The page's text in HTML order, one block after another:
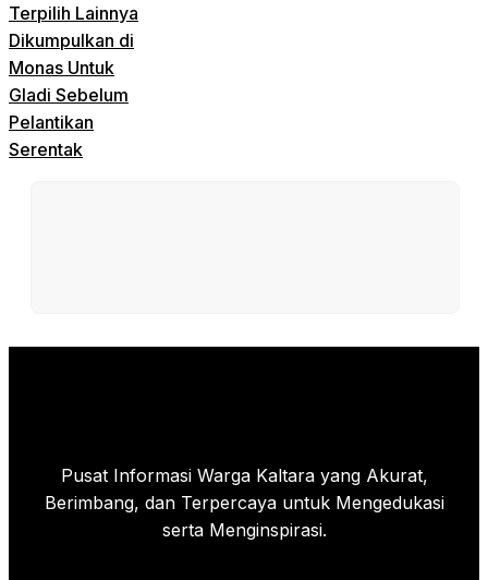
Terpilih Lainnya
Dikumpulkan di
Monas Untuk
Gladi Sebelum
Pelantikan
Serentak
Pusat Informasi Warga Kaltara yang Akurat,
Berimbang, dan Terpercaya untuk Mengedukasi
serta Menginspirasi.